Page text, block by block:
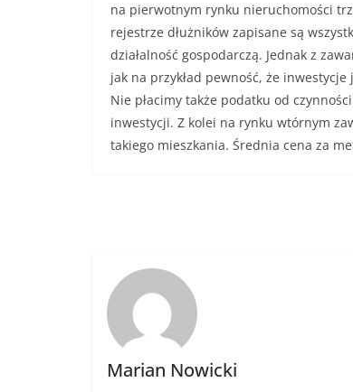
na pierwotnym rynku nieruchomości
rejestrze dłużników zapisane są
działalność gospodarczą. Jednak z
jak na przykład pewność, że
Nie płacimy także podatku od
inwestycji. Z kolei na rynku wtórnym
takiego mieszkania. Średnia cena za
Marian Nowicki